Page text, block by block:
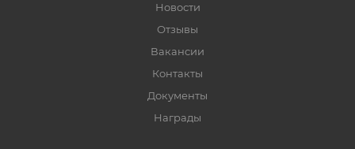
Новости
Отзывы
Вакансии
Контакты
Документы
Награды